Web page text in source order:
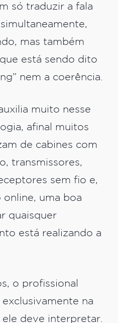
só traduzir a fala
mas também
está sendo dito
nem a coerência.
muito nesse
afinal muitos
de cabines com
transmissores,
sem fio e,
online, uma boa
quaisquer
está realizando a
o profissional
na
ele deve interpretar.